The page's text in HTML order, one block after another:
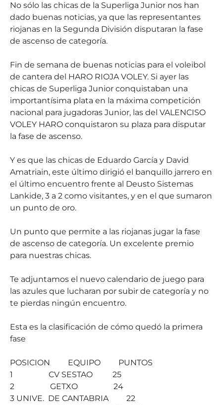
No sólo las chicas de la Superliga Junior nos han
dado buenas noticias, ya que las representantes
riojanas en la Segunda División disputaran la fase
de ascenso de categoría.
Fin de semana de buenas noticias para el voleibol
de cantera del HARO RIOJA VOLEY. Si ayer las
chicas de Superliga Junior conquistaban una
importantísima plata en la máxima competición
nacional para jugadoras Junior, las del VALENCISO
VOLEY HARO conquistaron su plaza para disputar
la fase de ascenso.
Y es que las chicas de Eduardo García y David
Amatriain, este último dirigió el banquillo jarrero en
el último encuentro frente al Deusto Sistemas
Lankide, 3 a 2 como visitantes, y en el que sumaron
un punto de oro.
Un punto que permite a las riojanas jugar la fase
de ascenso de categoría. Un excelente premio
para nuestras chicas.
Te adjuntamos el nuevo calendario de juego para
las azules que lucharan por subir de categoría y no
te pierdas ningún encuentro.
Esta es la clasificación de cómo quedó la primera
fase
POSICION EQUIPO PUNTOS
1 CV SESTAO 25
2 GETXO 24
3 UNIVE. DE CANTABRIA 22